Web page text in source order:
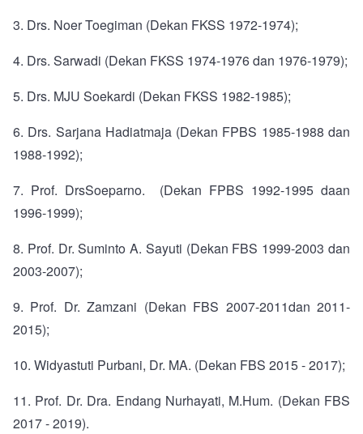
3. Drs. Noer Toegiman (Dekan FKSS 1972-1974);
4. Drs. Sarwadi (Dekan FKSS 1974-1976 dan 1976-1979);
5. Drs. MJU Soekardi (Dekan FKSS 1982-1985);
6. Drs. Sarjana Hadiatmaja (Dekan FPBS 1985-1988 dan
1988-1992);
7. Prof. DrsSoeparno. (Dekan FPBS 1992-1995 daan
1996-1999);
8. Prof. Dr. Suminto A. Sayuti (Dekan FBS 1999-2003 dan
2003-2007);
9. Prof. Dr. Zamzani (Dekan FBS 2007-2011dan 2011-
2015);
10. Widyastuti Purbani, Dr. MA. (Dekan FBS 2015 - 2017);
11. Prof. Dr. Dra. Endang Nurhayati, M.Hum. (Dekan FBS
2017 - 2019).